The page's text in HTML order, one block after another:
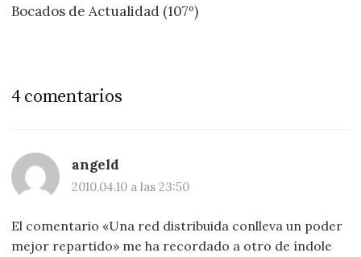
Bocados de Actualidad (107º)
4 comentarios
angeld
2010.04.10 a las 23:50
El comentario «Una red distribuida conlleva un poder
mejor repartido» me ha recordado a otro de índole